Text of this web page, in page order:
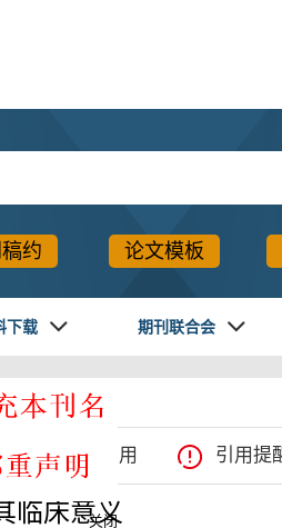
约 论文模板
下载 期刊联合会
导出引用 引用提
临床意义